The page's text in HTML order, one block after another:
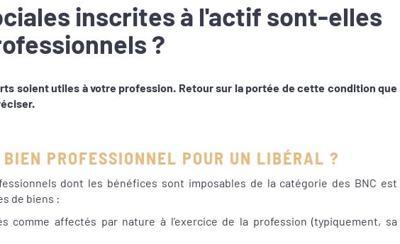
inscrites à l'actif sont-elles
?
soient utiles à votre profession. Retour sur la portée de cette condition que
PROFESSIONNEL POUR UN LIBÉRAL ?
dont les bénéfices sont imposables de la catégorie des BNC est
de biens :
comme affectés par nature à l’exercice de la profession (typiquement, sa